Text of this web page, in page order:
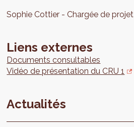
Sophie Cottier Chargée de projet
Liens externes
Documents consultables
Vidéo de présentation du CRU 1
Actualités